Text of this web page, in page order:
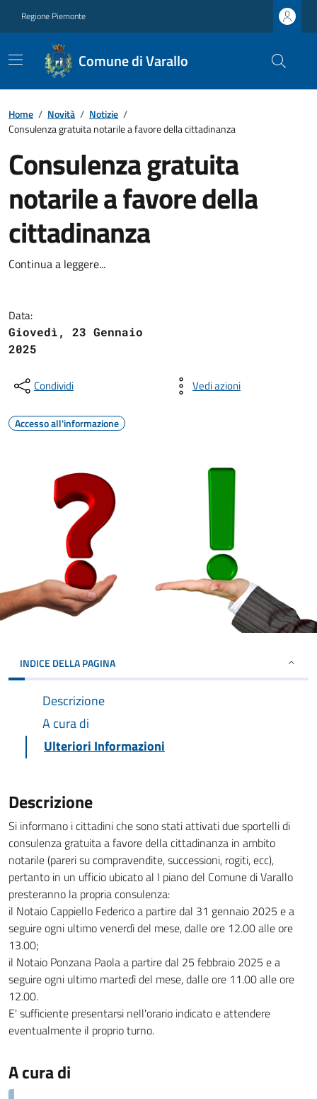
Regione Piemonte
Comune di Varallo
Home / Novità / Notizie /
Consulenza gratuita notarile a favore della cittadinanza
Consulenza gratuita
notarile a favore della
cittadinanza
Continua a leggere...
Data:
Giovedì, 23 Gennaio
2025
Condividi Vedi azioni
Accesso all'informazione
INDICE DELLA PAGINA
Descrizione
A cura di
Ulteriori Informazioni
Descrizione
Si informano i cittadini che sono stati attivati due sportelli di
consulenza gratuita a favore della cittadinanza in ambito
notarile (pareri su compravendite, successioni, rogiti, ecc),
pertanto in un ufficio ubicato al I piano del Comune di Varallo
presteranno la propria consulenza:
il Notaio Cappiello Federico a partire dal 31 gennaio 2025 e a
seguire ogni ultimo venerdì del mese, dalle ore 12.00 alle ore
13.00;
il Notaio Ponzana Paola a partire dal 25 febbraio 2025 e a
seguire ogni ultimo martedì del mese, dalle ore 11.00 alle ore
12.00.
E' sufficiente presentarsi nell'orario indicato e attendere
eventualmente il proprio turno.
A cura di